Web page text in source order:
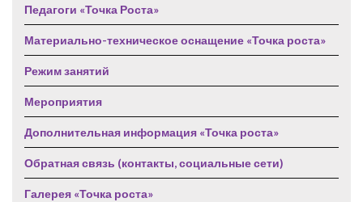
Педагоги «Точка Роста»
Материально-техническое оснащение «Точка роста»
Режим занятий
Мероприятия
Дополнительная информация «Точка роста»
Обратная связь (контакты, социальные сети)
Галерея «Точка роста»